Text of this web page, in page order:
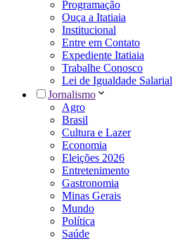
Programação
Ouça a Itatiaia
Institucional
Entre em Contato
Expediente Itatiaia
Trabalhe Conosco
Lei de Igualdade Salarial
Jornalismo
Agro
Brasil
Cultura e Lazer
Economia
Eleições 2026
Entretenimento
Gastronomia
Minas Gerais
Mundo
Política
Saúde